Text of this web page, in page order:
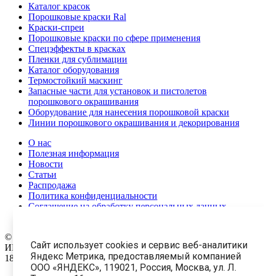
Каталог красок
Порошковые краски Ral
Краски-спреи
Порошковые краски по сфере применения
Спецэффекты в красках
Пленки для сублимации
Каталог оборудования
Термостойкий маскинг
Запасные части для установок и пистолетов
порошкового окрашивания
Оборудование для нанесения порошковой краски
Линии порошкового окрашивания и декорирования
О нас
Полезная информация
Новости
Статьи
Распродажа
Политика конфиденциальности
Соглашение на обработку персональных данных
© 1999-2026 Все права защищены.
ИНН: 9702043058 ОГРН: 1227700282040
18 +
Сайт использует cookies и сервис веб-аналитики
Яндекс Метрика, предоставляемый компанией
ООО «ЯНДЕКС», 119021, Россия, Москва, ул. Л.